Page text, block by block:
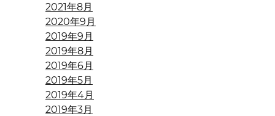
2021年8月
2020年9月
2019年9月
2019年8月
2019年6月
2019年5月
2019年4月
2019年3月